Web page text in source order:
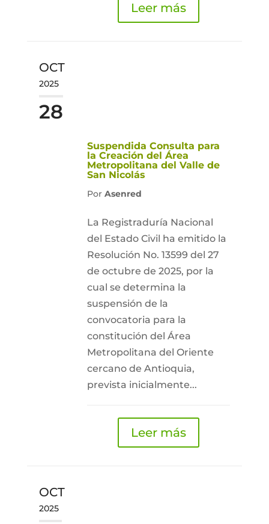
Leer más
OCT
2025
28
Suspendida Consulta para
la Creación del Área
Metropolitana del Valle de
San Nicolás
Por Asenred
La Registraduría Nacional
del Estado Civil ha emitido la
Resolución No. 13599 del 27
de octubre de 2025, por la
cual se determina la
suspensión de la
convocatoria para la
constitución del Área
Metropolitana del Oriente
cercano de Antioquia,
prevista inicialmente...
Leer más
OCT
2025